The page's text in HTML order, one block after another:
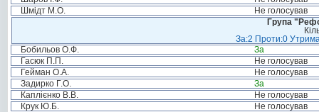
Шмідт М.О.
Не голосував
Група
За:2 Проти:0
Бобильов О.Ф.
За
Гасюк П.П.
Не голосував
Гейман О.А.
Не голосував
Задирко Г.О.
За
Каплієнко В.В.
Не голосував
Крук Ю.Б.
Не голосував